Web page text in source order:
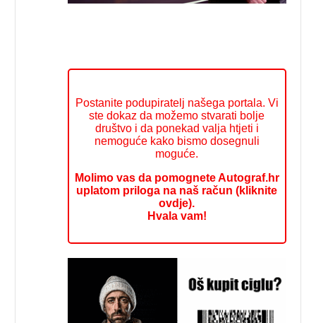
Postanite podupiratelj našega portala. Vi
ste dokaz da možemo stvarati bolje
društvo i da ponekad valja htjeti i
nemoguće kako bismo dosegnuli
moguće.
Molimo vas da pomognete Autograf.hr
uplatom priloga na naš račun (kliknite
ovdje).
Hvala vam!